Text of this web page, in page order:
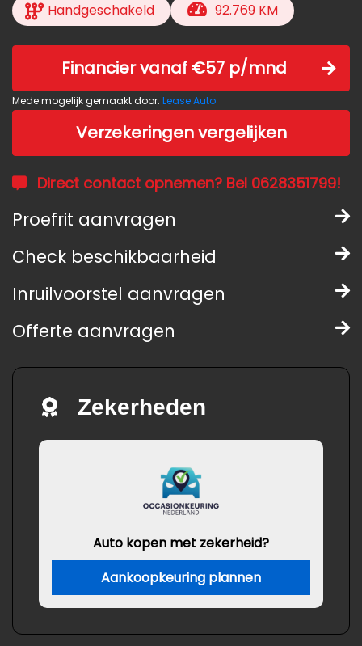
Handgeschakeld
92.769 KM
Financier vanaf €57 p/mnd
Mede mogelijk gemaakt door: Lease.Auto
Verzekeringen vergelijken
Direct contact opnemen? Bel 0628351799!
Proefrit aanvragen
Check beschikbaarheid
Inruilvoorstel aanvragen
Offerte aanvragen
Zekerheden
Auto kopen met zekerheid?
Aankoopkeuring plannen